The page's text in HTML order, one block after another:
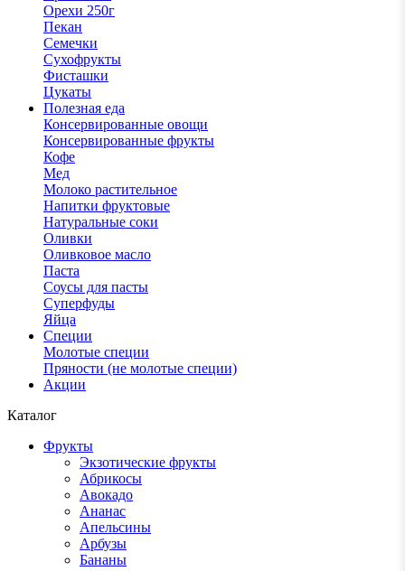
Орехи 250г
Пекан
Семечки
Сухофрукты
Фисташки
Цукаты
Полезная еда
Консервированные овощи
Консервированные фрукты
Кофе
Мед
Молоко растительное
Напитки фруктовые
Натуральные соки
Оливки
Оливковое масло
Паста
Соусы для пасты
Суперфуды
Яйца
Специи
Молотые специи
Пряности (не молотые специи)
Акции
Каталог
Фрукты
Экзотические фрукты
Абрикосы
Авокадо
Ананас
Апельсины
Арбузы
Бананы